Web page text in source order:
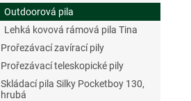
Outdoorová pila
Lehká kovová rámová pila Tina
Prořezávací zavírací pily
Prořezávací teleskopické pily
Skládací pila Silky Pocketboy 130,
hrubá